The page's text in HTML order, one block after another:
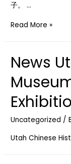
子。 …
News
群
友
Rock
Mountain
于
犹
Read More »
News
Uncategorized /
Utah Chinese